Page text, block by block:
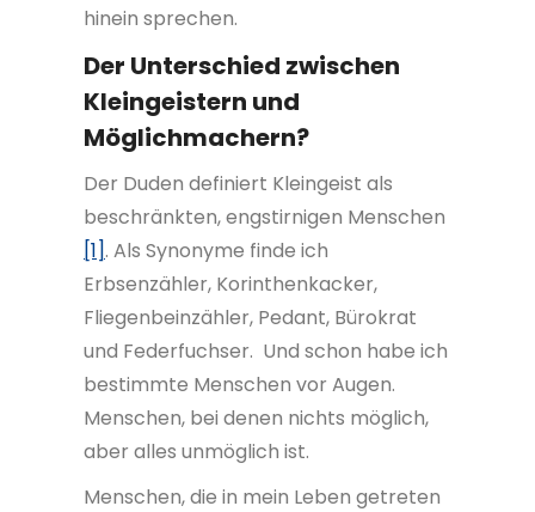
hinein sprechen.
Der Unterschied zwischen
Kleingeistern und
Möglichmachern?
Der Duden definiert Kleingeist als
beschränkten, engstirnigen Menschen
[1]. Als Synonyme finde ich
Erbsenzähler, Korinthenkacker,
Fliegenbeinzähler, Pedant, Bürokrat
und Federfuchser. Und schon habe ich
bestimmte Menschen vor Augen.
Menschen, bei denen nichts möglich,
aber alles unmöglich ist.
Menschen, die in mein Leben getreten